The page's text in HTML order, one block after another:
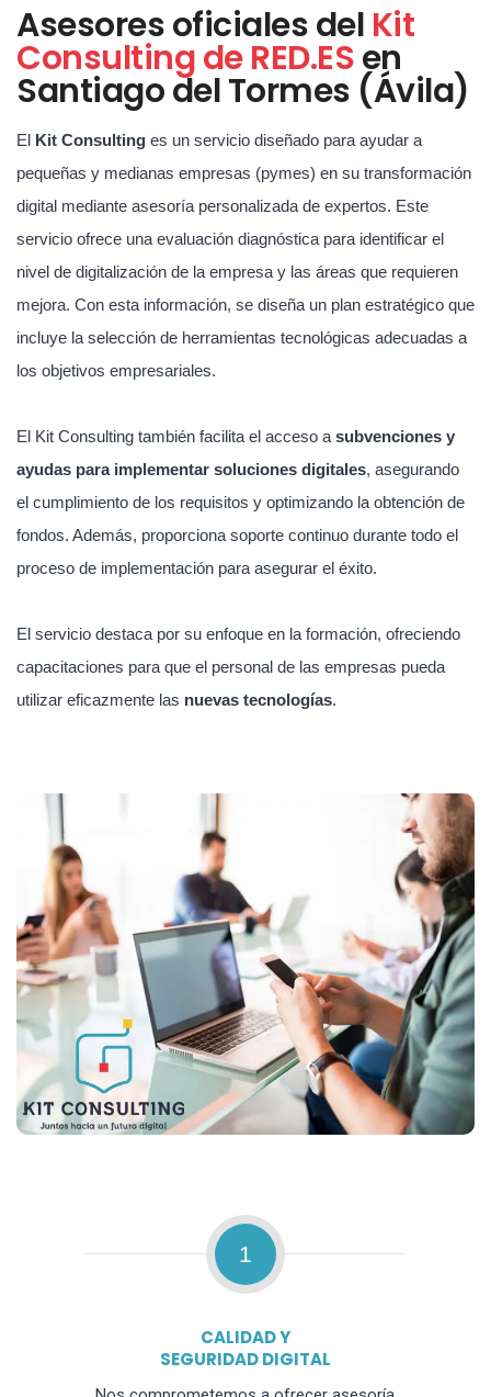
Asesores oficiales del Kit
Consulting de RED.ESen
Santiago del Tormes (Ávila)
El Kit Consulting es un servicio diseñado para ayudar a
pequeñas y medianas empresas (pymes) en su transformación
digital mediante asesoría personalizada de expertos. Este
servicio ofrece una evaluación diagnóstica para identificar el
nivel de digitalización de la empresa y las áreas que requieren
mejora. Con esta información, se diseña un plan estratégico que
incluye la selección de herramientas tecnológicas adecuadas a
los objetivos empresariales.
El Kit Consulting también facilita el acceso a subvenciones y
ayudas para implementar soluciones digitales, asegurando
el cumplimiento de los requisitos y optimizando la obtención de
fondos. Además, proporciona soporte continuo durante todo el
proceso de implementación para asegurar el éxito.
El servicio destaca por su enfoque en la formación, ofreciendo
capacitaciones para que el personal de las empresas pueda
utilizar eficazmente las nuevas tecnologías.
1
CALIDAD Y
SEGURIDAD DIGITAL